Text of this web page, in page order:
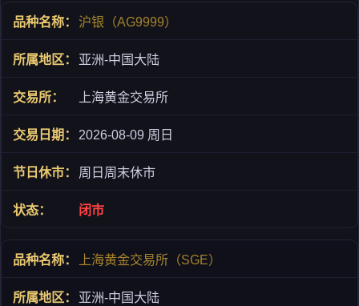
沪银（AG9999）
亚洲-中国大陆
上海黄金交易所
2026-08-09 周日
周日周末休市
闭市
上海黄金交易所（SGE）
亚洲-中国大陆